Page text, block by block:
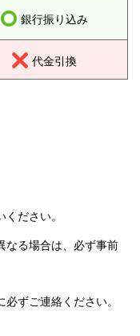
銀行振り込み
代金引換
ださい。
なる場合は、必ず事前
ずご連絡ください。